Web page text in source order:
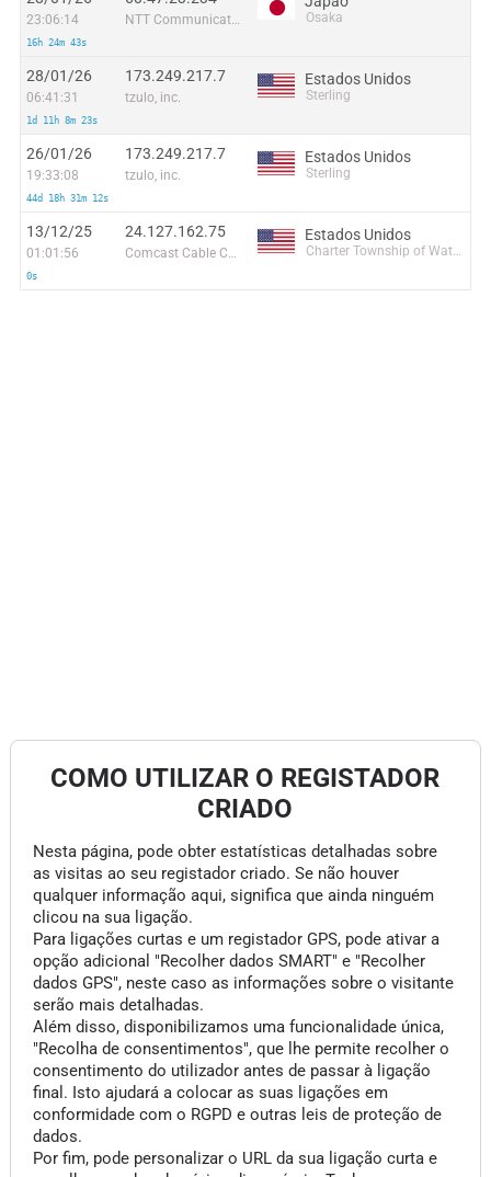
23:06:14
16h 24m 43s
NTT Communications Corporation Osaka
28/01/26
06:41:31
1d 11h 8m 23s
173.249.217.7
tzulo, inc.
Estados Unidos
Sterling
26/01/26
19:33:08
44d 18h 31m 12s
173.249.217.7
tzulo, inc.
Estados Unidos
Sterling
13/12/25
01:01:56
0s
24.127.162.75
Comcast Cable Communications, LLC
Estados Unidos
Charter Township of Waterford
COMO UTILIZAR O REGISTADOR
CRIADO
Nesta página, pode obter estatísticas detalhadas sobre
as visitas ao seu registador criado. Se não houver
qualquer informação aqui, significa que ainda ninguém
clicou na sua ligação.
Para ligações curtas e um registador GPS, pode ativar a
opção adicional "Recolher dados SMART" e "Recolher
dados GPS", neste caso as informações sobre o visitante
serão mais detalhadas.
Além disso, disponibilizamos uma funcionalidade única,
"Recolha de consentimentos", que lhe permite recolher o
consentimento do utilizador antes de passar à ligação
final. Isto ajudará a colocar as suas ligações em
conformidade com o RGPD e outras leis de proteção de
dados.
Por fim, pode personalizar o URL da sua ligação curta e